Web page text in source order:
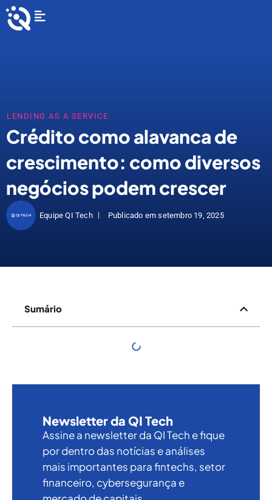
para
LENDING AS A SERVICE
Crédito como alavanca de
crescimento: como diversos
negócios podem crescer
Equipe QI Tech Publicado em setembro 19, 2025
Sumário
Newsletter da QI Tech
Assine a newsletter da QI Tech e fique
por dentro das notícias e análises
mais importantes para fintechs, setor
financeiro, cybersegurança e